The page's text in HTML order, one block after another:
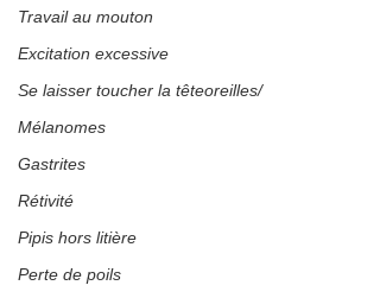
Travail au mouton
Excitation excessive
Se laisser toucher la têteoreilles/
Mélanomes
Gastrites
Rétivité
Pipis hors litière
Perte de poils